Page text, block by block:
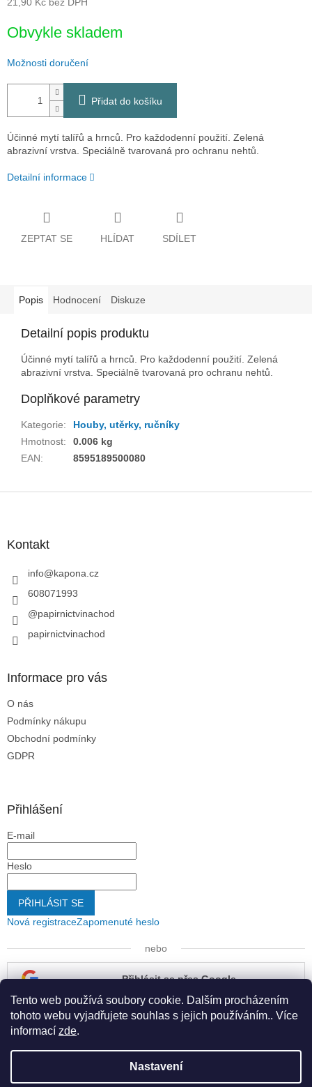
Tento web používá soubory cookie. Dalším procházením
tohoto webu vyjadřujete souhlas s jejich používáním.. Více
informací zde.
Nastavení
21,90 Kč bez DPH
cena:
Obvykle skladem
Možnosti doručení
Přidat do košíku
Účinné mytí talířů a hrnců. Pro každodenní použití. Zelená
abrazivní vrstva. Speciálně tvarovaná pro ochranu nehtů.
Detailní informace
ZEPTAT SE HLÍDAT SDÍLET
Popis Hodnocení Diskuze
Detailní popis produktu
Účinné mytí talířů a hrnců. Pro každodenní použití. Zelená
abrazivní vrstva. Speciálně tvarovaná pro ochranu nehtů.
Doplňkové parametry
Kategorie:
Houby, utěrky, ručníky
Hmotnost:
0.006 kg
EAN: 8595189500080
Kontakt
info@kapona.cz
608071993
@papirnictvinachod
papirnictvinachod
Informace pro vás
O nás
Podmínky nákupu
Obchodní podmínky
GDPR
Přihlášení
E-mail
Heslo
PŘIHLÁSIT SE
Nová registraceZapomenuté heslo
nebo
Přihlásit se přes Google
Přihlásit se přes Seznam
Vytvořil Shoptet